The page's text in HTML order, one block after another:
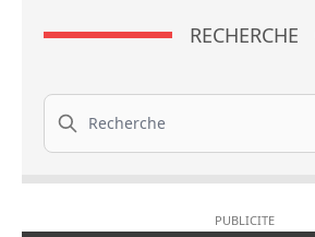
RECHERCHE
Recherche